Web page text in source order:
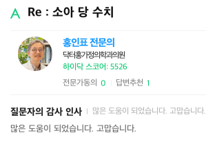
Re : 소아 당 수치
홍인표 전문의
닥터홍가정의학과의원
하이닥 스코어: 5526
전문가동의 0 답변추천 1
질문자의 감사 인사 많은 도움이 되었습니다. 고맙습니다.
많은 도움이 되었습니다. 고맙습니다.